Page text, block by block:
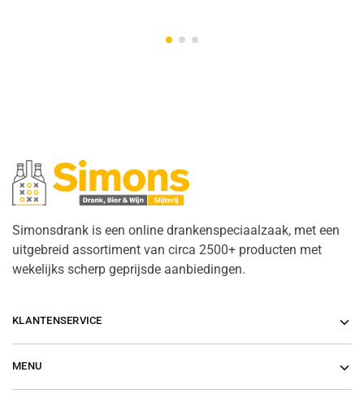
Simonsdrank is een online drankenspeciaalzaak, met een
uitgebreid assortiment van circa 2500+ producten met
wekelijks scherp geprijsde aanbiedingen.
KLANTENSERVICE
MENU